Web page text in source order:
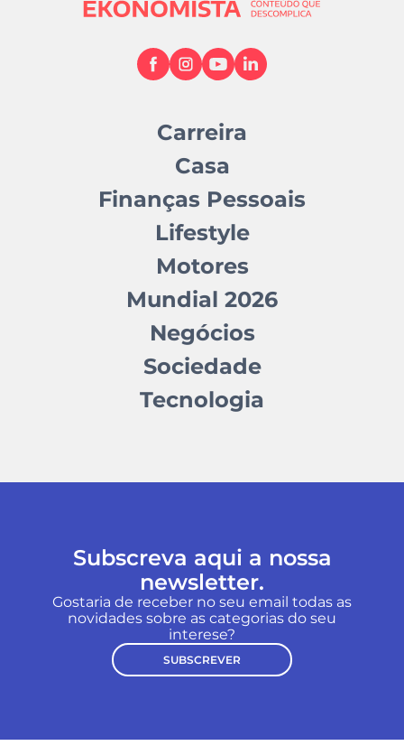
Carreira
Casa
Finanças Pessoais
Lifestyle
Motores
Mundial 2026
Negócios
Sociedade
Tecnologia
Subscreva aqui a nossa
newsletter.
Gostaria de receber no seu email todas as
novidades sobre as categorias do seu
interese?
SUBSCREVER